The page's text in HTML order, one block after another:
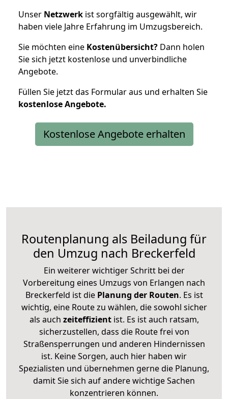
Unser Netzwerk ist sorgfältig ausgewählt, wir
haben viele Jahre Erfahrung im Umzugsbereich.
Sie möchten eine Kostenübersicht? Dann holen
Sie sich jetzt kostenlose und unverbindliche
Angebote.
Füllen Sie jetzt das Formular aus und erhalten Sie
kostenloseAngebote.
Kostenlose Angebote erhalten
Routenplanung als Beiladung für
den Umzug nach Breckerfeld
Ein weiterer wichtiger Schritt bei der
Vorbereitung eines Umzugs von Erlangen nach
Breckerfeld ist diePlanung der Routen. Es ist
wichtig, eine Route zu wählen, die sowohl sicher
als auch zeiteffizientist. Es ist auch ratsam,
sicherzustellen, dass die Route frei von
Straßensperrungen und anderen Hindernissen
ist. Keine Sorgen, auch hier haben wir
Spezialisten und übernehmen gerne die Planung,
damit Sie sich auf andere wichtige Sachen
konzentrieren können.